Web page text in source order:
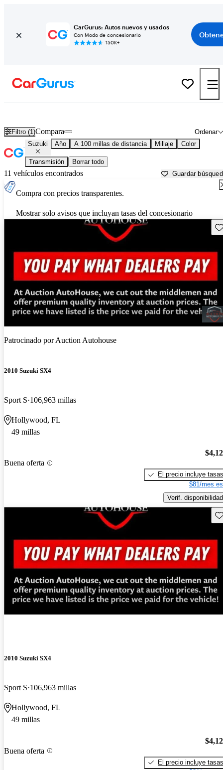
CarGurus: Autos nuevos y usados
Con Modo de concesionario
150K+
Filtro (1) Ordenar
Compara
Suzuki Año A 100 millas de distancia Millaje Color
Transmisión Borrar todo
11 vehículos encontrados Guardar
Compra con precios transparentes.
Mostrar solo avisos que incluyan tasas del concesionario
Patrocinado porAuction Autohouse
2010 Suzuki SX4
Sport S 106,963 millas
Hollywood, FL
49 millas
Buena oferta
El precio incluye tasas
$81/mes
Verif. disponibilidad
2010 Suzuki SX4
Sport S 106,963 millas
Hollywood, FL
49 millas
Buena oferta
El precio incluye tasas